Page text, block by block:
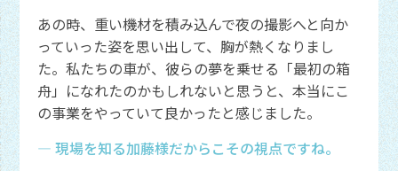
あの時、重い機材を積み込んで夜の撮影へと向か
っていった姿を思い出して、胸が熱くなりまし
た。私たちの車が、彼らの夢を乗せる「最初の箱
舟」になれたのかもしれないと思うと、本当にこ
の事業をやっていて良かったと感じました。
― 現場を知る加藤様だからこその視点ですね。